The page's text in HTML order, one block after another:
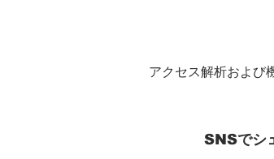
アクセス解析および
SNSでシ